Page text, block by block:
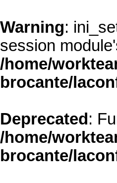
Warning:
session
/home/
brocante/
Deprecated :
/home/
brocante/